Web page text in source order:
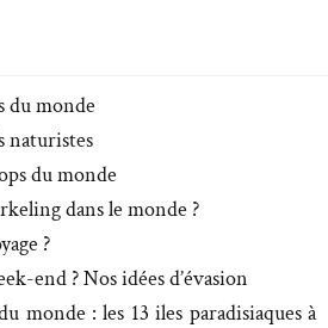
du monde
naturistes
du monde
dans le monde ?
?
end ? Nos idées d’évasion
monde : les 13 iles paradisiaques à